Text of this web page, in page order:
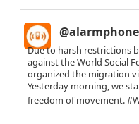
@alarmphone
Due to harsh restrictions
against the World Social
organized the migration
Yesterday morning, we
freedom of movement.